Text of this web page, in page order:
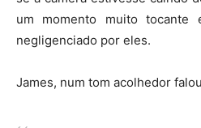
um momento muito
negligenciado por eles.
James, num tom acolhedor